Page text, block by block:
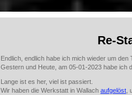
Re-
Endlich, endlich habe ich mich wieder um
Gestern und Heute, am 05-01-2023 habe ich
Lange ist es her, viel ist passiert.
Wir haben die Werkstatt in Wallach aufgelöst